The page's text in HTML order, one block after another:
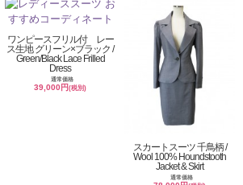
ワンピースフリル付 レー
ス生地 グリーン×ブラック /
Green/Black Lace Frilled
Dress
通常価格
39,000円(税別)
スカートスーツ 千鳥柄 /
Wool 100% Houndstooth
Jacket & Skirt
通常価格